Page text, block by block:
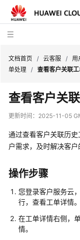
产
品
介
快
入
门
用
指
南
文档首页 / 云客服 / 用
单处理 / 查看客户关联
查看客户关
更新时间： 2025-11-05
通过查看客户关联历
户需求，及时解决客户
操作步骤
您登录客户服务云
行，查看工单详情。
在工单详情右侧，
情。